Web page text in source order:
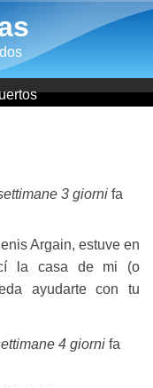
3 giorni fa
Argain, estuve en
la casa de mi (o
ayudarte con tu
4 giorni fa